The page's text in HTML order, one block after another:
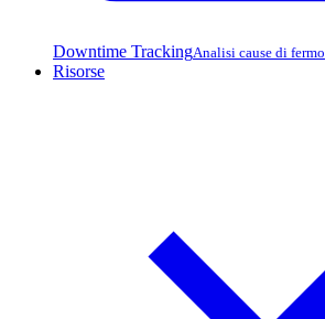
Downtime TrackingAnalisi cause di fermo
Risorse